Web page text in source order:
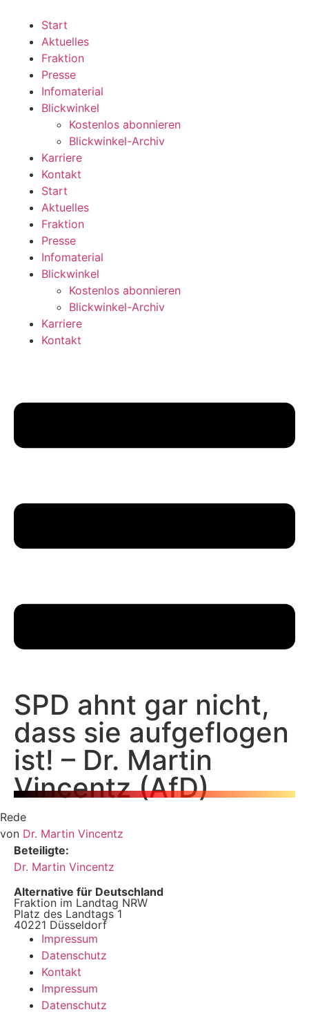
wechseln
Start
Aktuelles
Fraktion
Presse
Infomaterial
Blickwinkel
Kostenlos abonnieren
Blickwinkel-Archiv
Karriere
Kontakt
Start
Aktuelles
Fraktion
Presse
Infomaterial
Blickwinkel
Kostenlos abonnieren
Blickwinkel-Archiv
Karriere
Kontakt
SPD ahnt gar nicht,
dass sie aufgeflogen
ist! – Dr. Martin
Vincentz (AfD)
Rede
von Dr. Martin Vincentz
Beteiligte:
Dr. Martin Vincentz
Alternative für Deutschland
Fraktion im Landtag NRW
Platz des Landtags 1
40221 Düsseldorf
Impressum
Datenschutz
Kontakt
Impressum
Datenschutz